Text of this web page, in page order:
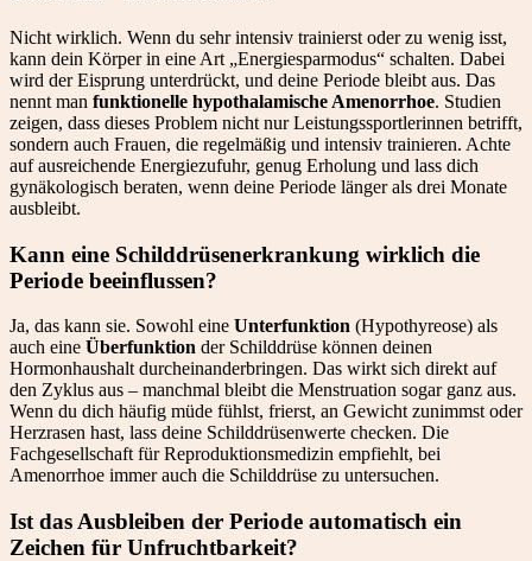
Nicht wirklich. Wenn du sehr intensiv trainierst oder zu wenig isst,
kann dein Körper in eine Art „Energiesparmodus“ schalten. Dabei
wird der Eisprung unterdrückt, und deine Periode bleibt aus. Das
nennt man funktionelle hypothalamische Amenorrhoe. Studien
zeigen, dass dieses Problem nicht nur Leistungssportlerinnen betrifft,
sondern auch Frauen, die regelmäßig und intensiv trainieren. Achte
auf ausreichende Energiezufuhr, genug Erholung und lass dich
gynäkologisch beraten, wenn deine Periode länger als drei Monate
ausbleibt.
Kann eine Schilddrüsenerkrankung wirklich die
Periode beeinflussen?
Ja, das kann sie. Sowohl eine Unterfunktion (Hypothyreose) als
auch eine Überfunktion der Schilddrüse können deinen
Hormonhaushalt durcheinanderbringen. Das wirkt sich direkt auf
den Zyklus aus – manchmal bleibt die Menstruation sogar ganz aus.
Wenn du dich häufig müde fühlst, frierst, an Gewicht zunimmst oder
Herzrasen hast, lass deine Schilddrüsenwerte checken. Die
Fachgesellschaft für Reproduktionsmedizin empfiehlt, bei
Amenorrhoe immer auch die Schilddrüse zu untersuchen.
Ist das Ausbleiben der Periode automatisch ein
Zeichen für Unfruchtbarkeit?